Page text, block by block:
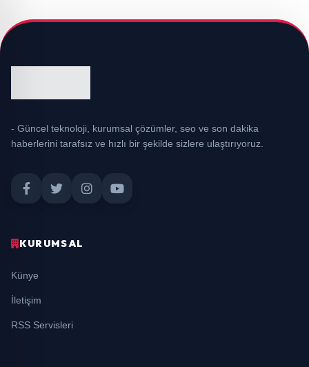
- Güncel teknoloji, kurumsal çözümler, seo ve son dakika
haberlerini tarafsız ve hızlı bir şekilde sizlere ulaştırıyoruz.
KURUMSAL
Künye
İletişim
RSS Servisleri